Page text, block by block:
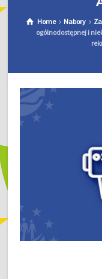
Home Nabory
ogólnodostępnej i